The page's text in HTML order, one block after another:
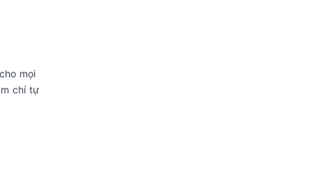
mọi
chí tự